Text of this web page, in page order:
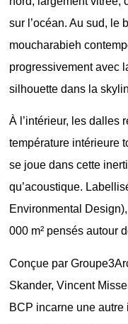
sur l’océan. Au sud, le
moucharabieh
progressivement avec
silhouette dans la
À l’intérieur, les dalles
température intérieure
se joue dans cette
qu’acoustique.
Environmental
000 m² pensés autour
Conçue par
Skander, Vincent
BCP incarne une